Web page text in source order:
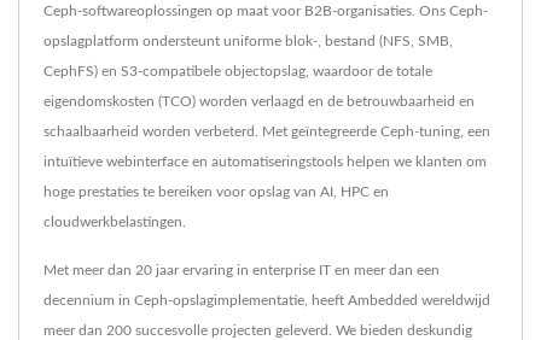
Ceph-softwareoplossingen op maat voor B2B-organisaties. Ons Ceph-
opslagplatform ondersteunt uniforme blok-, bestand (NFS, SMB,
CephFS) en S3-compatibele objectopslag, waardoor de totale
eigendomskosten (TCO) worden verlaagd en de betrouwbaarheid en
schaalbaarheid worden verbeterd. Met geïntegreerde Ceph-tuning, een
intuïtieve webinterface en automatiseringstools helpen we klanten om
hoge prestaties te bereiken voor opslag van AI, HPC en
cloudwerkbelastingen.
Met meer dan 20 jaar ervaring in enterprise IT en meer dan een
decennium in Ceph-opslagimplementatie, heeft Ambedded wereldwijd
meer dan 200 succesvolle projecten geleverd. We bieden deskundig